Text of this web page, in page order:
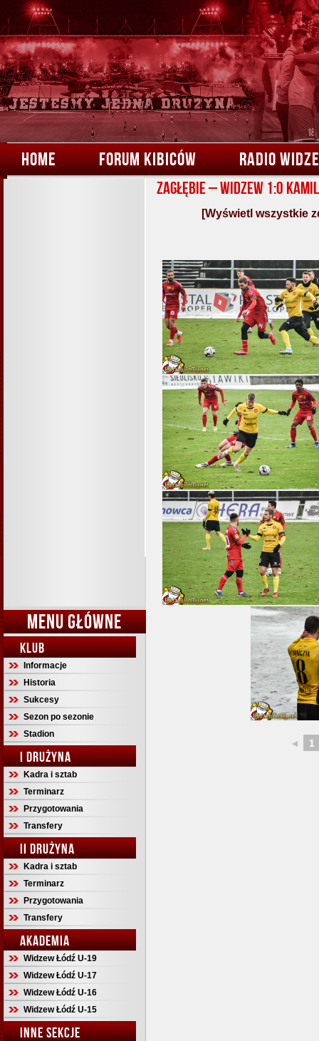
HOME FORUM KIBICÓW RADIO
MENU GŁÓWNE
KLUB
Informacje
Historia
Sukcesy
Sezon po sezonie
Stadion
I DRUŻYNA
Kadra i sztab
Terminarz
Przygotowania
Transfery
II DRUŻYNA
Kadra i sztab
Terminarz
Przygotowania
Transfery
AKADEMIA
Widzew Łódź U-19
Widzew Łódź U-17
Widzew Łódź U-16
Widzew Łódź U-15
INNE SEKCJE
Zagłębie – Widzew 1:0 Kamil
[Wyświetl wszystkie
◄ 1